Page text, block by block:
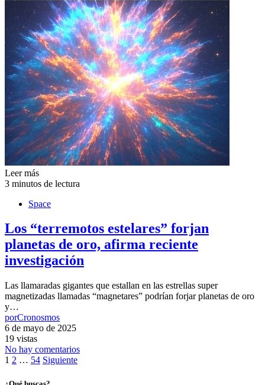
Leer más
3 minutos de lectura
Space
Los “terremotos estelares” forjan
planetas de oro, afirma reciente
investigación
Las llamaradas gigantes que estallan en las estrellas super
magnetizadas llamadas “magnetares” podrían forjar planetas de oro
y…
porCronosmos
6 de mayo de 2025
19 vistas
No hay comentarios
Paginación
de
1 2 … 54 Siguiente